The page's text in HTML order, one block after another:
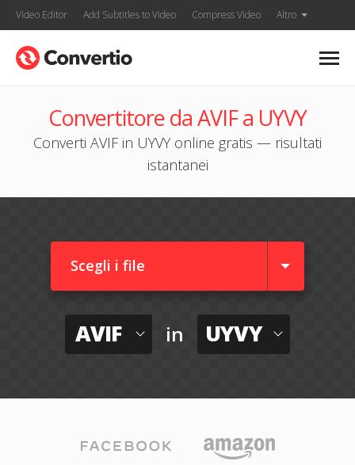
Video Editor Add Subtitles to Video Compress Video Altro
Convertitore da AVIF a UYVY
Converti AVIF in UYVY online gratis — risultati
istantanei
Scegli i file
AVIF in UYVY